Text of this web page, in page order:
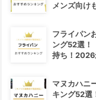
4位 メンズ向け
フライパン
ング52選！
持ち！2026
マヌカハニ
キング52選